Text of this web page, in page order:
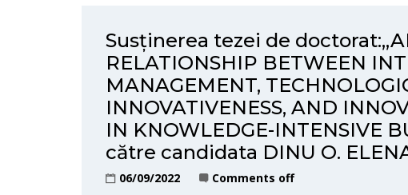
Susținerea tezei de
RELATIONSHIP BETWEEN
MANAGEMENT,
INNOVATIVENESS, AND
IN KNOWLEDGE-INTENSIVE
către candidata DINU O.
06/09/2022 Comments off